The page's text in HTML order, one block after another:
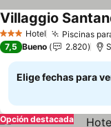
3 Estrellas
Hotel Piscinas
Villaggio
7,5 Bueno 2.820
Elige fechas para
Opción destacada